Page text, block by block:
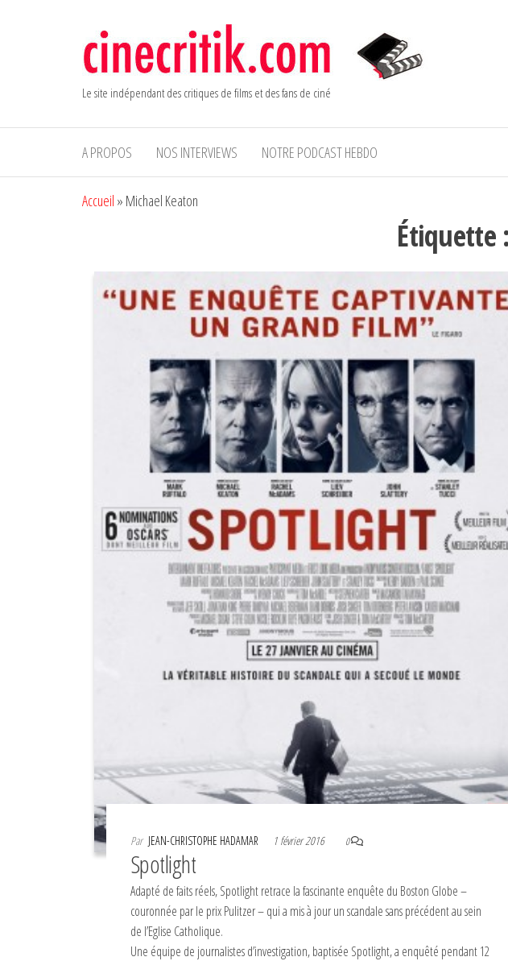
Le site indépendant des critiques de films et des fans de ciné
A PROPOS NOS INTERVIEWS NOTRE PODCAST HEBDO
Accueil » Michael Keaton
Étiquette :
Par JEAN-CHRISTOPHE HADAMAR 1 février 2016 0
Spotlight
Adapté de faits réels, Spotlight retrace la fascinante enquête du Boston Globe –
couronnée par le prix Pulitzer – qui a mis à jour un scandale sans précédent au sein
de l’Eglise Catholique.
Une équipe de journalistes d’investigation, baptisée Spotlight, a enquêté pendant 12